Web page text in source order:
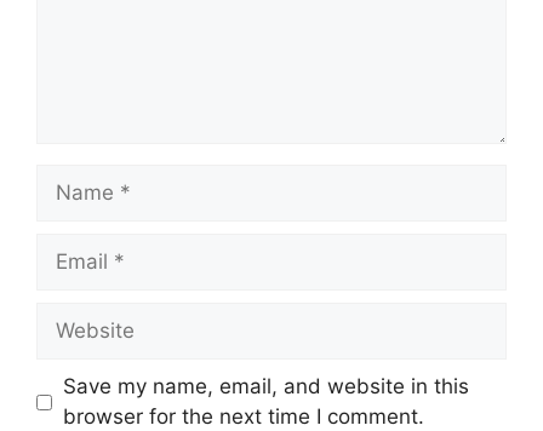
Name
Email
Website
Save my name, email, and website in this
browser for the next time I comment.